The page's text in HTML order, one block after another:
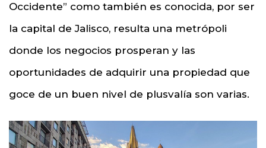
Occidente” como también es conocida, por ser
la capital de Jalisco, resulta una metrópoli
donde los negocios prosperan y las
oportunidades de adquirir una propiedad que
goce de un buen nivel de plusvalía son varias.